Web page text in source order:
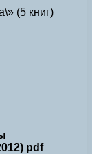
(5 книг)
pdf